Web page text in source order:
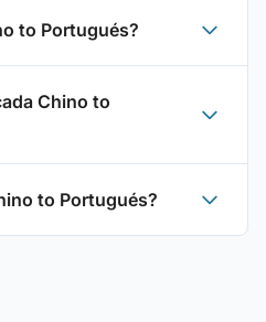
to Portugués?
Chino to
to Portugués?